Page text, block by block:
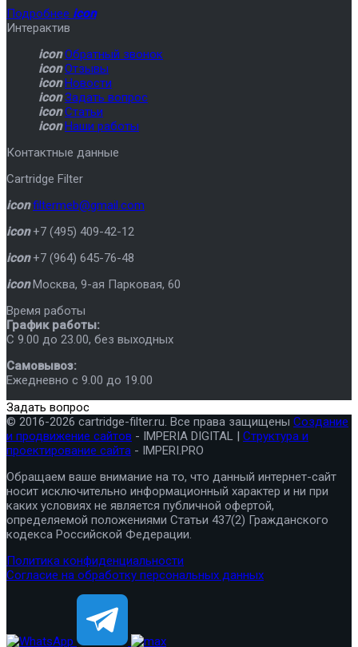
Подробнее icon
Интерактив
icon Обратный звонок
icon Отзывы
icon Новости
icon Задать вопрос
icon Статьи
icon Наши работы
Контактные данные
Cartridge Filter
icon filtermeb@gmail.com
icon +7 (495) 409-42-12
icon +7 (964) 645-76-48
icon Москва, 9-ая Парковая, 60
Время работы
График работы:
C 9.00 до 23.00, без выходных
Самовывоз:
Ежедневно с 9.00 до 19.00
Задать вопрос
© 2016-2026 cartridge-filter.ru. Все права защищены Создание
и продвижение сайтов - IMPERIA DIGITAL | Структура и
проектирование сайта - IMPERI.PRO
Обращаем ваше внимание на то, что данный интернет-сайт
носит исключительно информационный характер и ни при
каких условиях не является публичной офертой,
определяемой положениями Статьи 437(2) Гражданского
кодекса Российской Федерации.
Политика конфиденциальности
Согласие на обработку персональных данных